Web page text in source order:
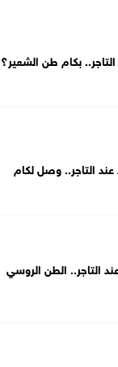
بكام طن الشعير؟
التاجر.. وصل لكام
التاجر.. الطن الروسي